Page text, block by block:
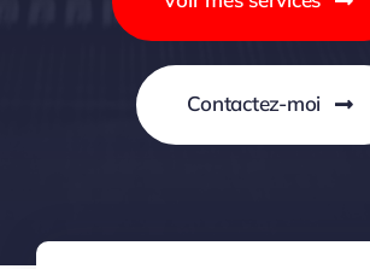
Contactez-moi